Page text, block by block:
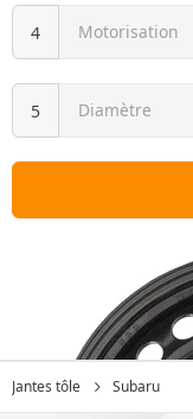
Jantes tôle Subaru